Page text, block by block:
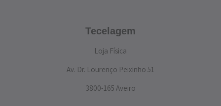
Tecelagem
Loja Física
Av. Dr. Lourenço Peixinho 51
3800-165 Aveiro